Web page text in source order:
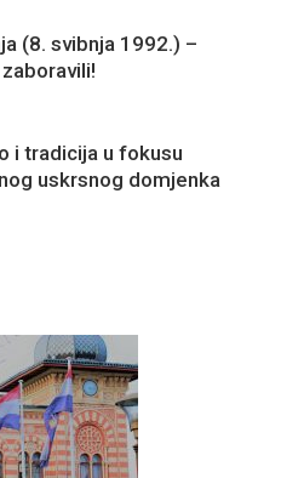
(8. svibnja 1992.) –
i tradicija u fokusu
uskrsnog domjenka